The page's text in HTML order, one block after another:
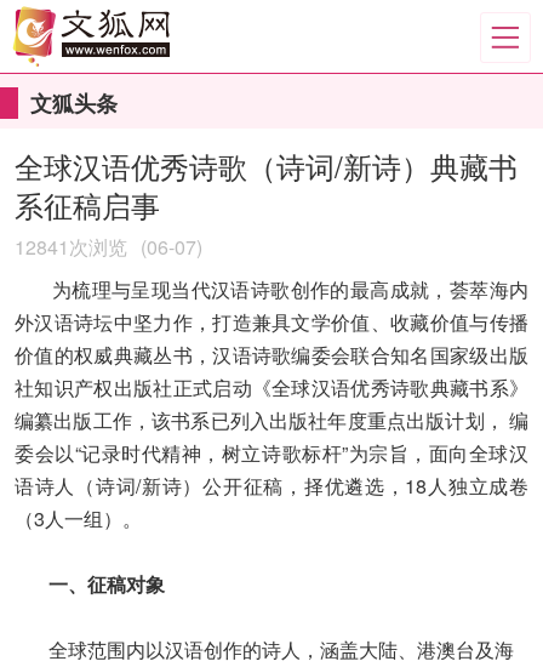
文狐头条
全球汉语优秀诗歌（诗词/新诗）典藏书
系征稿启事
12841次浏览 (06-07)
为梳理与呈现当代汉语诗歌创作的最高成就，荟萃海内
外汉语诗坛中坚力作，打造兼具文学价值、收藏价值与传播
价值的权威典藏丛书，汉语诗歌编委会联合知名国家级出版
社知识产权出版社正式启动《全球汉语优秀诗歌典藏书系》
编纂出版工作，该书系已列入出版社年度重点出版计划， 编
委会以“记录时代精神，树立诗歌标杆”为宗旨，面向全球汉
语诗人（诗词/新诗）公开征稿，择优遴选，18人独立成卷
（3人一组）。
一、征稿对象
全球范围内以汉语创作的诗人，涵盖大陆、港澳台及海